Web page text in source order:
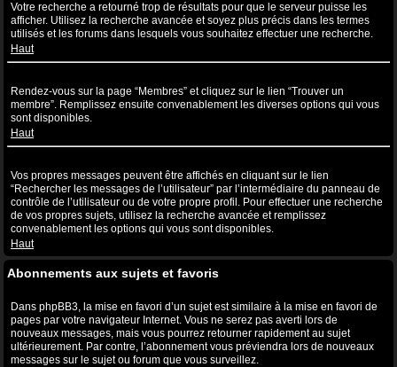
Votre recherche a retourné trop de résultats pour que le serveur puisse les
afficher. Utilisez la recherche avancée et soyez plus précis dans les termes
utilisés et les forums dans lesquels vous souhaitez effectuer une recherche.
Haut
Rendez-vous sur la page “Membres” et cliquez sur le lien “Trouver un
membre”. Remplissez ensuite convenablement les diverses options qui vous
sont disponibles.
Haut
Vos propres messages peuvent être affichés en cliquant sur le lien
“Rechercher les messages de l’utilisateur” par l’intermédiaire du panneau de
contrôle de l’utilisateur ou de votre propre profil. Pour effectuer une recherche
de vos propres sujets, utilisez la recherche avancée et remplissez
convenablement les options qui vous sont disponibles.
Haut
Abonnements aux sujets et favoris
Dans phpBB3, la mise en favori d’un sujet est similaire à la mise en favori de
pages par votre navigateur Internet. Vous ne serez pas averti lors de
nouveaux messages, mais vous pourrez retourner rapidement au sujet
ultérieurement. Par contre, l’abonnement vous préviendra lors de nouveaux
messages sur le sujet ou forum que vous surveillez.